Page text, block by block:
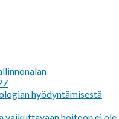
hyödyntämisestä